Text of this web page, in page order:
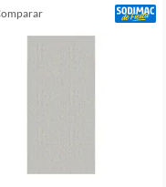
comparar